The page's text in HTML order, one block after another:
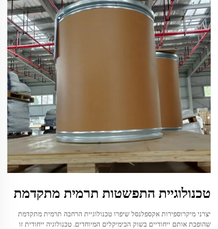
טכנולוגיית התפשטות תרמית מתקדמת
יצרני מיקרוספירות אקספלנסל שיפרו טכנולוגיית הרחבה תרמית מתקדמת
שהופכת אותם ייחודיים בשוק הכימיקלים המיוחדים. טכנולוגיה ייחודית זו